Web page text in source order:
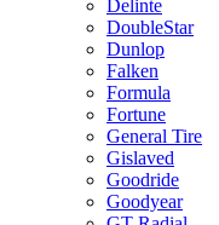
Delinte
DoubleStar
Dunlop
Falken
Formula
Fortune
General Tire
Gislaved
Goodride
Goodyear